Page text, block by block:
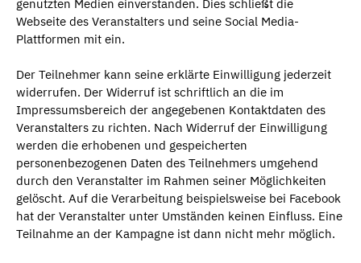
genutzten Medien einverstanden. Dies schließt die
Webseite des Veranstalters und seine Social Media-
Plattformen mit ein.
Der Teilnehmer kann seine erklärte Einwilligung jederzeit
widerrufen. Der Widerruf ist schriftlich an die im
Impressumsbereich der angegebenen Kontaktdaten des
Veranstalters zu richten. Nach Widerruf der Einwilligung
werden die erhobenen und gespeicherten
personenbezogenen Daten des Teilnehmers umgehend
durch den Veranstalter im Rahmen seiner Möglichkeiten
gelöscht. Auf die Verarbeitung beispielsweise bei Facebook
hat der Veranstalter unter Umständen keinen Einfluss. Eine
Teilnahme an der Kampagne ist dann nicht mehr möglich.